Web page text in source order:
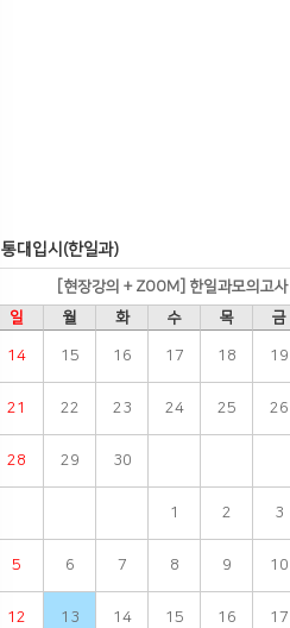
통대입시(한일과)
[현장강의 + ZOOM] 한일과모의고
일
월 화 수 목 금
14 15 16 17 18 19
21 22 23 24 25 26
28 29 30
1 2 3
5 6 7 8 9 10
12 13 14 15 16 17